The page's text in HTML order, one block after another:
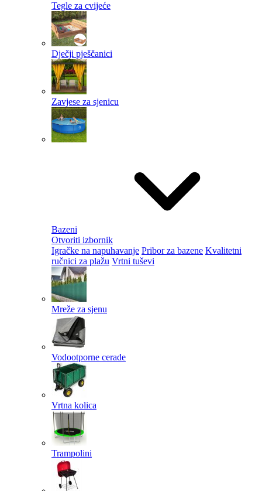
Tegle za cvijeće
Dječji pješčanici
Zavjese za sjenicu
Bazeni
Otvoriti izbornik
Igračke na napuhavanje Pribor za bazene Kvalitetni
ručnici za plažu Vrtni tuševi
Mreže za sjenu
Vodootporne cerade
Vrtna kolica
Trampolini